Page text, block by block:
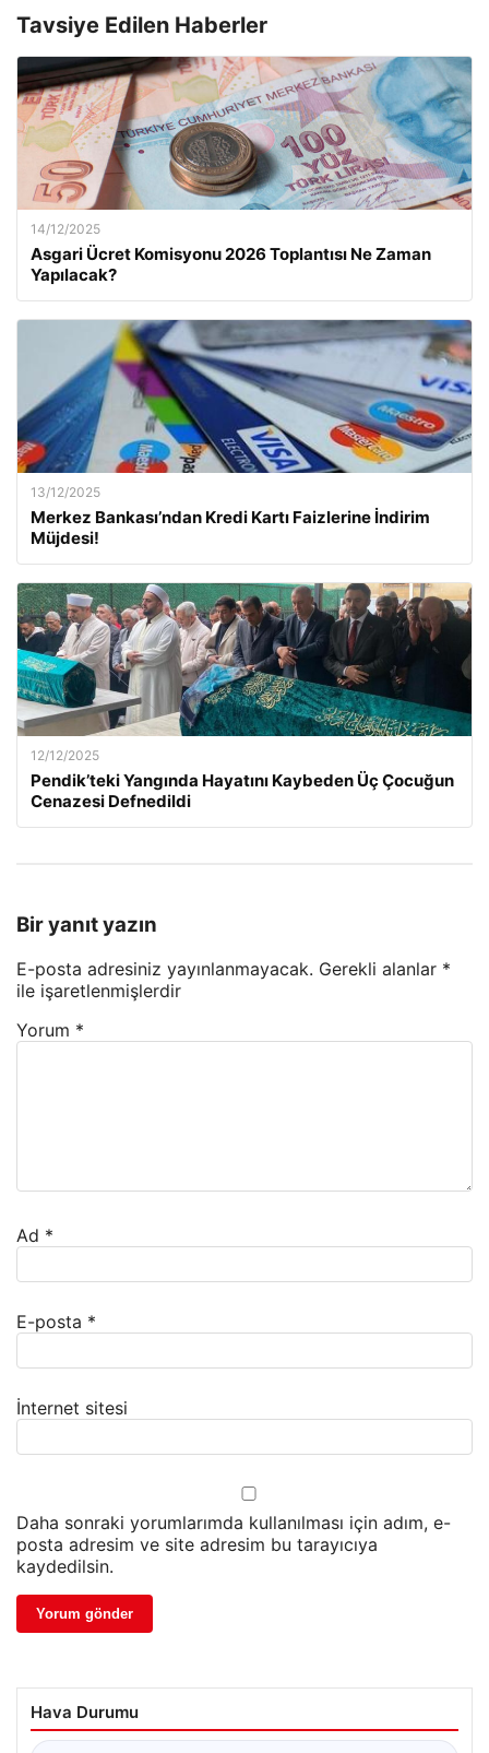
Tavsiye Edilen Haberler
14/12/2025
Asgari Ücret Komisyonu 2026 Toplantısı Ne Zaman
Yapılacak?
13/12/2025
Merkez Bankası’ndan Kredi Kartı Faizlerine İndirim
Müjdesi!
12/12/2025
Pendik’teki Yangında Hayatını Kaybeden Üç Çocuğun
Cenazesi Defnedildi
Bir yanıt yazın
E-posta adresiniz yayınlanmayacak. Gerekli alanlar *
ile işaretlenmişlerdir
Yorum *
Ad *
E-posta *
İnternet sitesi
Daha sonraki yorumlarımda kullanılması için adım, e-
posta adresim ve site adresim bu tarayıcıya
kaydedilsin.
Hava Durumu